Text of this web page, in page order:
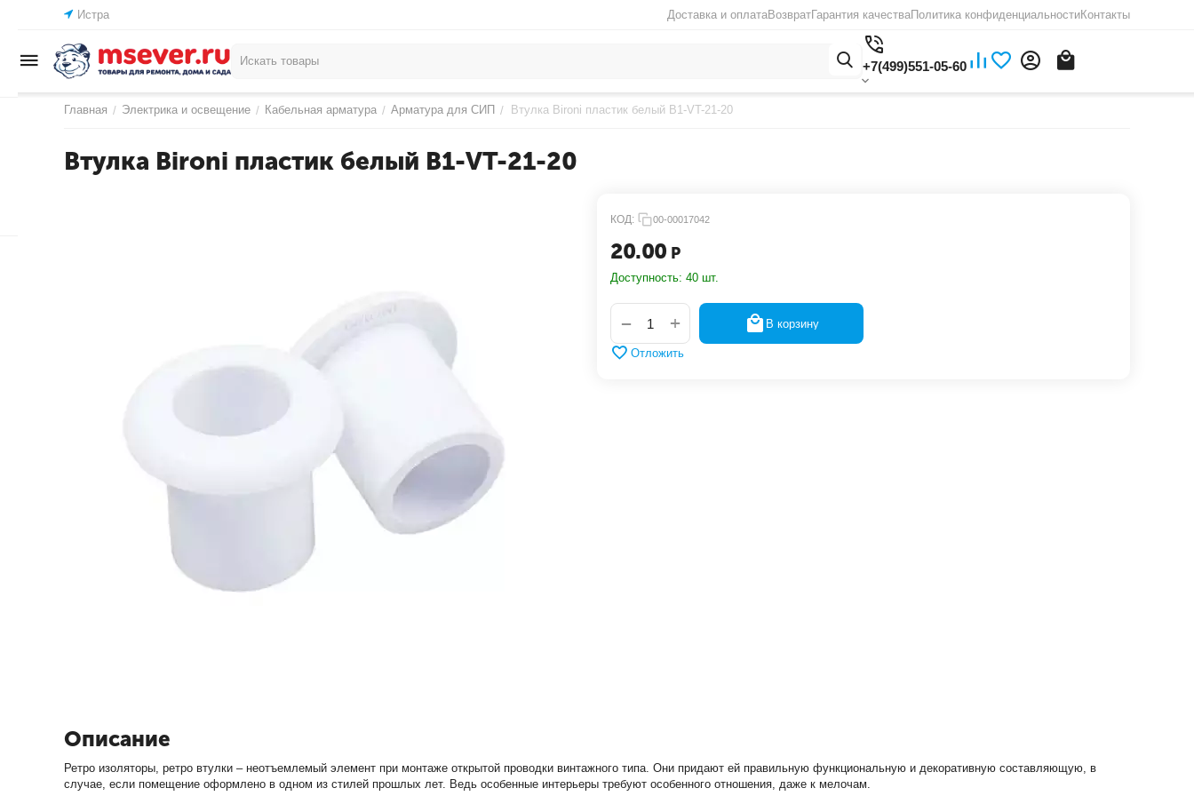
Истра Доставка и оплатаВозвратГарантия качестваПолитика конфиденциальностиКонтакты
+7(499)551-05-60
Главная / Электрика и освещение / Кабельная арматура / Арматура для СИП / Втулка Bironi пластик белый В1-VT-21-20
Втулка Bironi пластик белый В1-VT-21-20
КОД: 00-00017042
20.00 Р
Доступность: 40 шт.
+
− В корзину
Отложить
Описание
Ретро изоляторы, ретро втулки – неотъемлемый элемент при монтаже открытой проводки винтажного типа. Они придают ей правильную функциональную и декоративную составляющую, в
случае, если помещение оформлено в одном из стилей прошлых лет. Ведь особенные интерьеры требуют особенного отношения, даже к мелочам.